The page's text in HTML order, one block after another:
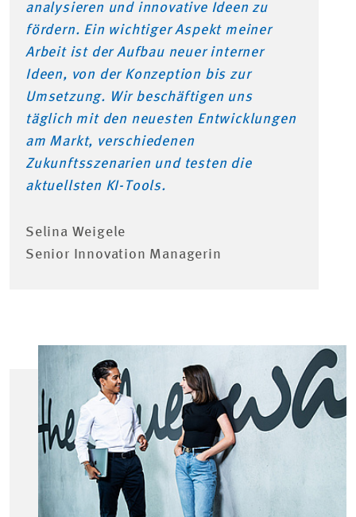
analysieren und innovative Ideen zu
fördern. Ein wichtiger Aspekt meiner
Arbeit ist der Aufbau neuer interner
Ideen, von der Konzeption bis zur
Umsetzung. Wir beschäftigen uns
täglich mit den neuesten Entwicklungen
am Markt, verschiedenen
Zukunftsszenarien und testen die
aktuellsten KI-Tools.
Selina Weigele
Senior Innovation Managerin